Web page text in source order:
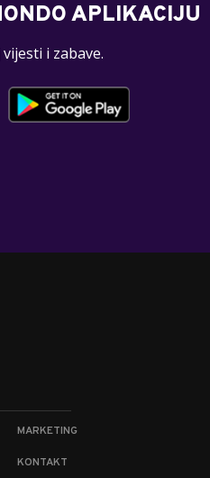
APLIKACIJU
i zabave.
MARKETING
KONTAKT